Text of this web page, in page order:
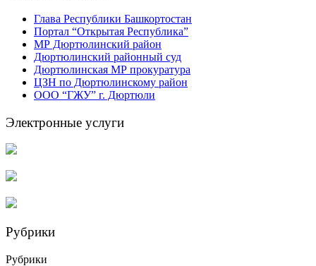
Глава Республики Башкортостан
Портал “Открытая Республика”
МР Дюртюлинский район
Дюртюлинский районный суд
Дюртюлинская МР прокуратура
ЦЗН по Дюртюлинскому район
ООО “ГЖУ” г. Дюртюли
Электронные услуги
Рубрики
Рубрики